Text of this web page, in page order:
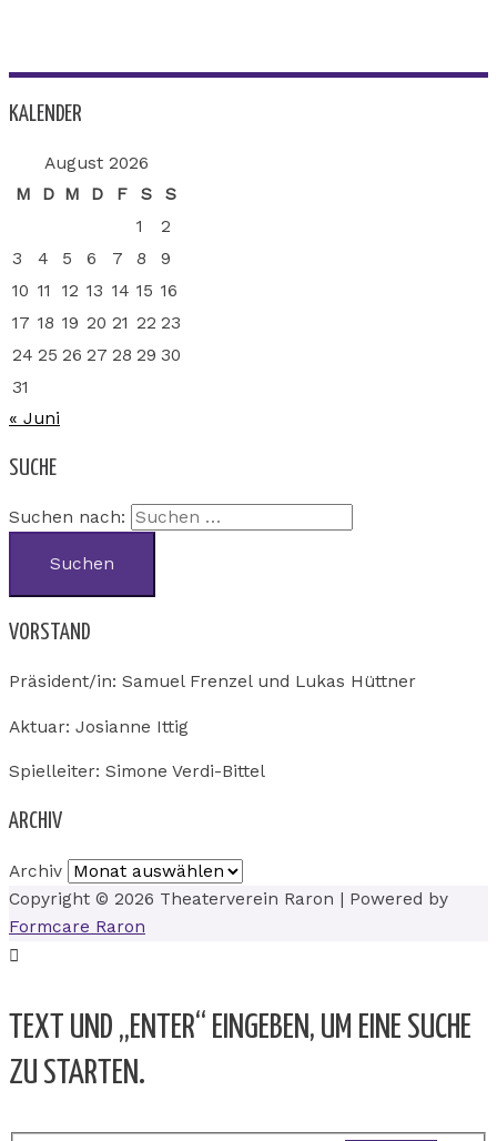
KALENDER
August 2026
M
D M D F S
S
1
2
3
4 5 6 7 8
9
10 11 12 13 14 15 16
17 18 19 20 21 22 23
24 25 26 27 28 29 30
31
« Juni
SUCHE
Suchen nach:
VORSTAND
Präsident/in: Samuel Frenzel und Lukas Hüttner
Aktuar: Josianne Ittig
Spielleiter: Simone Verdi-Bittel
ARCHIV
Archiv
Copyright © 2026 Theaterverein Raron | Powered by
Formcare Raron
TEXT UND „ENTER“ EINGEBEN, UM EINE SUCHE
ZU STARTEN.